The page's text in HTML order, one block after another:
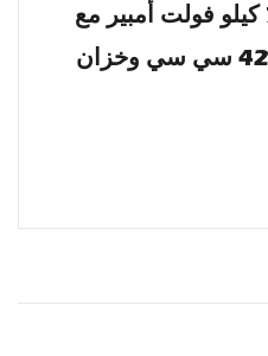
(مولد بنزين منزلي 7.5 كيلو فولت أمبير مع
محرك GX420 سعة 420 سي سي وخزان